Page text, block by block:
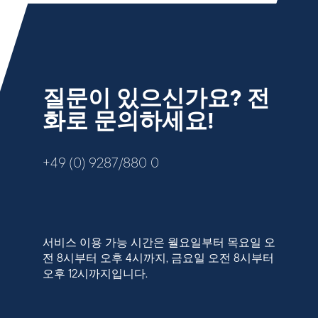
질문이 있으신가요? 전
화로 문의하세요!
+49 (0) 9287/880 0
서비스 이용 가능 시간은 월요일부터 목요일 오
전 8시부터 오후 4시까지, 금요일 오전 8시부터
오후 12시까지입니다.